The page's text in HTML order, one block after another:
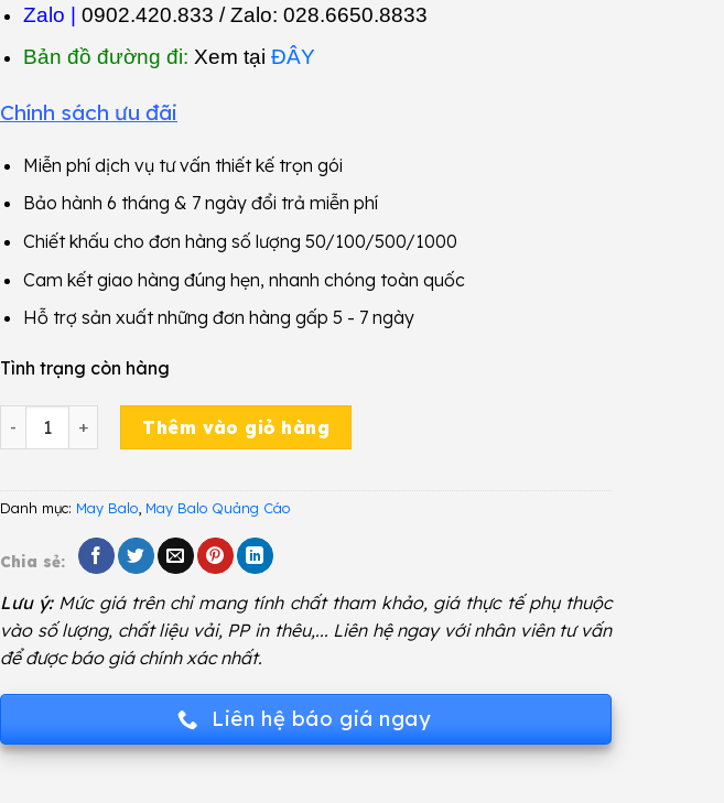
Zalo | 0902.420.833 / Zalo: 028.6650.8833
Bản đồ đường đi: Xem tại ĐÂY
Chính sách ưu đãi
Miễn phí dịch vụ tư vấn thiết kế trọn gói
Bảo hành 6 tháng & 7 ngày đổi trả miễn phí
Chiết khấu cho đơn hàng số lượng 50/100/500/1000
Cam kết giao hàng đúng hẹn, nhanh chóng toàn quốc
Hỗ trợ sản xuất những đơn hàng gấp 5 - 7 ngày
Tình trạng còn hàng
Balo Quảng Cáo GYY 447 số lượng
Thêm vào giỏ hàng
Danh mục: May Balo May Balo Quảng Cáo
Chia sẻ:
Lưu ý:Mức giá trên chỉ mang tính chất tham khảo, giá thực tế phụ thuộc
vào số lượng, chất liệu vải, PP in thêu,... Liên hệ ngay với nhân viên tư vấn
để được báo giá chính xác nhất.
Liên hệ báo giá ngay